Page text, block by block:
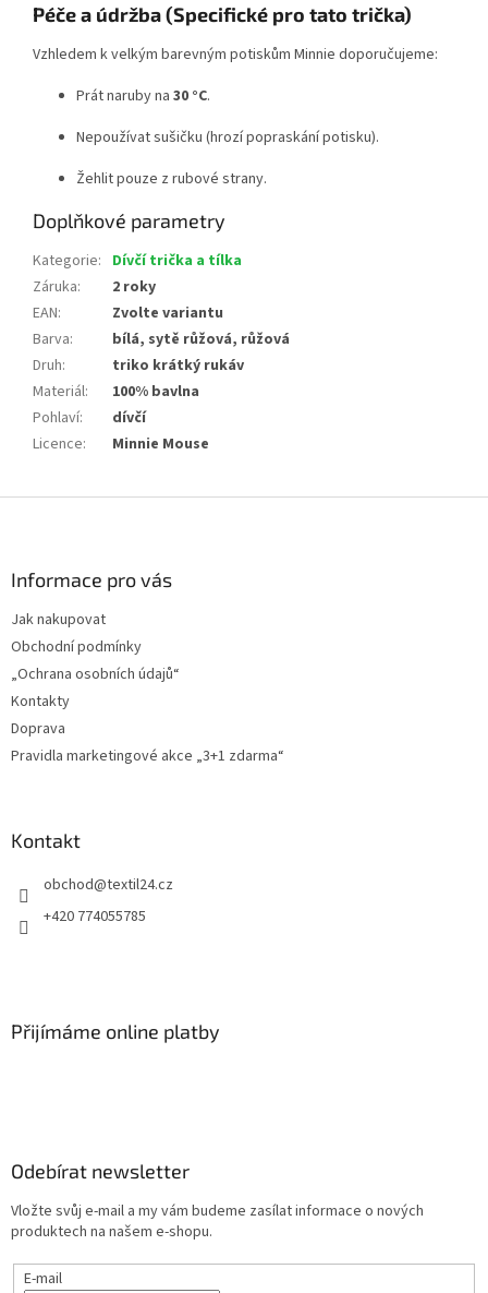
Péče a údržba (Specifické pro tato trička)
Vzhledem k velkým barevným potiskům Minnie doporučujeme:
Prát naruby na 30 °C.
Nepoužívat sušičku (hrozí popraskání potisku).
Žehlit pouze z rubové strany.
Doplňkové parametry
Kategorie: Dívčí trička a tílka
Záruka:
2 roky
EAN:
Zvolte variantu
Barva:
bílá, sytě růžová, růžová
Druh:
triko krátký rukáv
Materiál:
100% bavlna
Pohlaví:
dívčí
Licence: Minnie Mouse
Informace pro vás
Jak nakupovat
Obchodní podmínky
„Ochrana osobních údajů“
Kontakty
Doprava
Pravidla marketingové akce „3+1 zdarma“
Kontakt
obchod@textil24.cz
+420 774055785
Přijímáme online platby
Odebírat newsletter
Vložte svůj e-mail a my vám budeme zasílat informace o nových
produktech na našem e-shopu.
E-mail